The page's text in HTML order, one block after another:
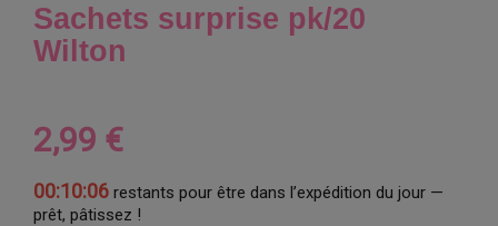
Sachets surprise pk/20
Wilton
2,99 €
00:10:05 restants pour être dans l’expédition du jour —
prêt, pâtissez !